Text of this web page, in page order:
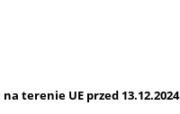
terenie UE przed